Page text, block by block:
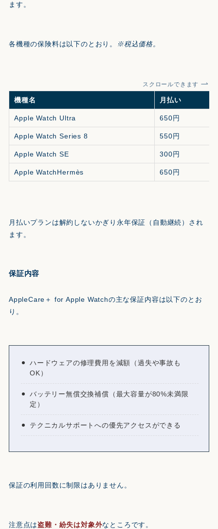
ます。
各機種の保険料は以下のとおり。 ※税込価格。
スクロールできます
機種名 月払い
Apple Watch Ultra 650円
Apple Watch Series 8 550円
Apple Watch SE 300円
Apple WatchHermès 650円
月払いプランは解約しないかぎり永年保証（自動継続）され
ます。
保証内容
AppleCare＋ for Apple Watchの主な保証内容は以下のとお
り。
ハードウェアの修理費用を減額（過失や事故も
OK）
バッテリー無償交換補償（最大容量が80%未満限
定）
テクニカルサポートへの優先アクセスができる
保証の利用回数に制限はありません。
注意点は盗難・紛失は対象外なところです。